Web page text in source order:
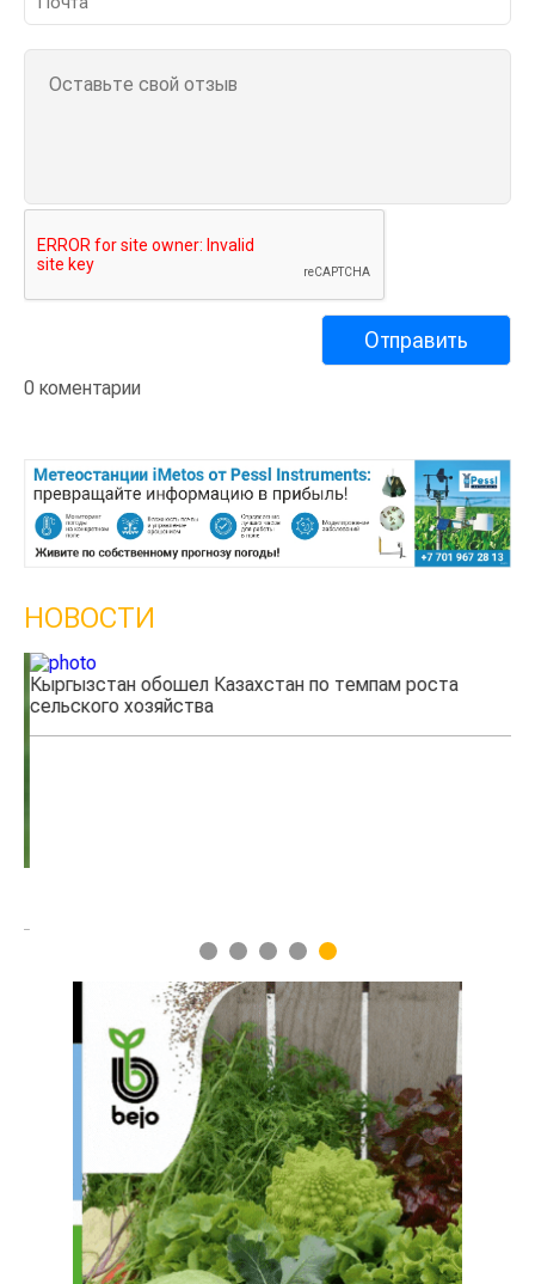
0 коментарии
НОВОСТИ
Кыргызстан обошел Казахстан по темпам роста
сельского хозяйства
1 2 3 4 5